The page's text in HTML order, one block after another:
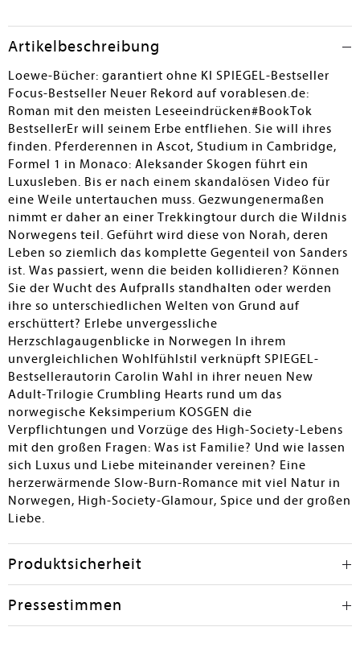
Alexandra Panradl
Artikelbeschreibung
Loewe-Bücher: garantiert ohne KI SPIEGEL-Bestseller
Focus-Bestseller Neuer Rekord auf vorablesen.de:
Roman mit den meisten Leseeindrücken#BookTok
BestsellerEr will seinem Erbe entfliehen. Sie will ihres
finden. Pferderennen in Ascot, Studium in Cambridge,
Formel 1 in Monaco: Aleksander Skogen führt ein
Luxusleben. Bis er nach einem skandalösen Video für
eine Weile untertauchen muss. Gezwungenermaßen
nimmt er daher an einer Trekkingtour durch die Wildnis
Norwegens teil. Geführt wird diese von Norah, deren
Leben so ziemlich das komplette Gegenteil von Sanders
ist. Was passiert, wenn die beiden kollidieren? Können
Sie der Wucht des Aufpralls standhalten oder werden
ihre so unterschiedlichen Welten von Grund auf
erschüttert? Erlebe unvergessliche
Herzschlagaugenblicke in Norwegen In ihrem
unvergleichlichen Wohlfühlstil verknüpft SPIEGEL-
Bestsellerautorin Carolin Wahl in ihrer neuen New
Adult-Trilogie Crumbling Hearts rund um das
norwegische Keksimperium KOSGEN die
Verpflichtungen und Vorzüge des High-Society-Lebens
mit den großen Fragen: Was ist Familie? Und wie lassen
sich Luxus und Liebe miteinander vereinen? Eine
herzerwärmende Slow-Burn-Romance mit viel Natur in
Norwegen, High-Society-Glamour, Spice und der großen
Liebe.
Produktsicherheit
Pressestimmen